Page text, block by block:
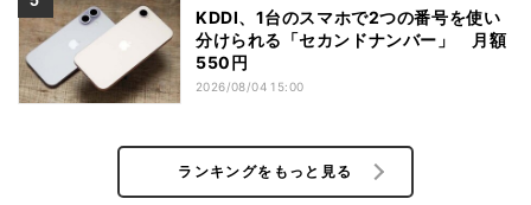
KDDI、1台のスマホで2つの番号を使い
分けられる「セカンドナンバー」 月額
550円
2026/08/04 15:00
ランキングをもっと見る